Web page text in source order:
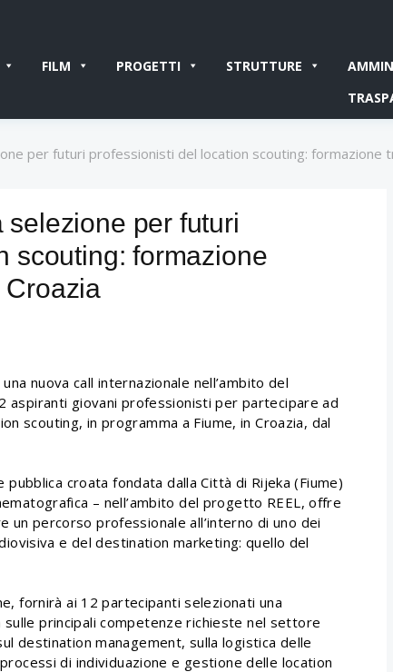
FILM PROGETTI STRUTTURE
per futuri professionisti del location scouting: formazione
selezione per futuri
scouting: formazione
Croazia
nuova call internazionale nell’ambito del
aspiranti giovani professionisti per partecipare ad
scouting, in programma a Fiume, in Croazia, dal
croata fondata dalla Città di Rijeka (Fiume)
– nell’ambito del progetto REEL, offre
un percorso professionale all’interno di uno dei
e del destination marketing: quello del
fornirà ai 12 partecipanti selezionati una
principali competenze richieste nel settore
destination management, sulla logistica delle
di individuazione e gestione delle location